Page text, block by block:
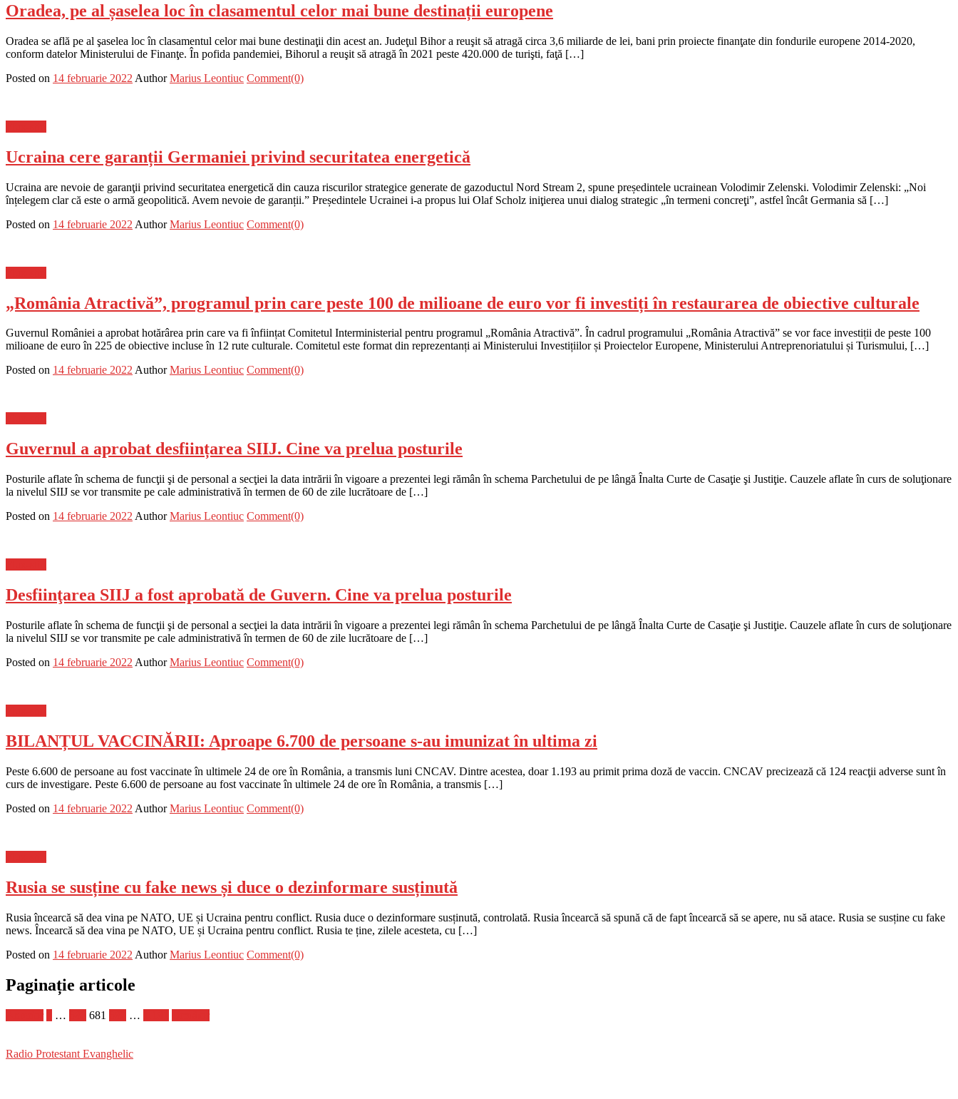
Oradea, pe al șaselea loc în clasamentul celor mai bune destinații europene
Oradea se află pe al şaselea loc în clasamentul celor mai bune destinaţii din acest an. Judeţul Bihor a reuşit să atragă circa 3,6 miliarde de lei, bani prin proiecte finanţate din fondurile europene 2014-2020,
conform datelor Ministerului de Finanţe. În pofida pandemiei, Bihorul a reuşit să atragă în 2021 peste 420.000 de turişti, faţă […]
Posted on 14 februarie 2022 Author Marius Leontiuc Comment(0)
Ucraina cere garanții Germaniei privind securitatea energetică
Ucraina are nevoie de garanţii privind securitatea energetică din cauza riscurilor strategice generate de gazoductul Nord Stream 2, spune președintele ucrainean Volodimir Zelenski. Volodimir Zelenski: „Noi
înțelegem clar că este o armă geopolitică. Avem nevoie de garanții.” Președintele Ucrainei i-a propus lui Olaf Scholz iniţierea unui dialog strategic „în termeni concreţi”, astfel încât Germania să […]
Posted on 14 februarie 2022 Author Marius Leontiuc Comment(0)
„România Atractivă”, programul prin care peste 100 de milioane de euro vor fi investiți în restaurarea de obiective culturale
Guvernul României a aprobat hotărârea prin care va fi înființat Comitetul Interministerial pentru programul „România Atractivă”. În cadrul programului „România Atractivă” se vor face investiții de peste 100
milioane de euro în 225 de obiective incluse în 12 rute culturale. Comitetul este format din reprezentanți ai Ministerului Investițiilor și Proiectelor Europene, Ministerului Antreprenoriatului și Turismului, […]
Posted on 14 februarie 2022Author Marius Leontiuc Comment(0)
Guvernul a aprobat desființarea SIIJ. Cine va prelua posturile
Posturile aflate în schema de funcţii şi de personal a secţiei la data intrării în vigoare a prezentei legi rămân în schema Parchetului de pe lângă Înalta Curte de Casaţie şi Justiţie. Cauzele aflate în curs de soluţionare
la nivelul SIIJ se vor transmite pe cale administrativă în termen de 60 de zile lucrătoare de […]
Posted on 14 februarie 2022 Author Marius Leontiuc Comment(0)
Desfiinţarea SIIJ a fost aprobată de Guvern. Cine va prelua posturile
Posturile aflate în schema de funcţii şi de personal a secţiei la data intrării în vigoare a prezentei legi rămân în schema Parchetului de pe lângă Înalta Curte de Casaţie şi Justiţie. Cauzele aflate în curs de soluţionare
la nivelul SIIJ se vor transmite pe cale administrativă în termen de 60 de zile lucrătoare de […]
Posted on 14 februarie 2022 Author Marius Leontiuc Comment(0)
BILANȚUL VACCINĂRII: Aproape 6.700 de persoane s-au imunizat în ultima zi
Peste 6.600 de persoane au fost vaccinate în ultimele 24 de ore în România, a transmis luni CNCAV. Dintre acestea, doar 1.193 au primit prima doză de vaccin. CNCAV precizează că 124 reacţii adverse sunt în
curs de investigare. Peste 6.600 de persoane au fost vaccinate în ultimele 24 de ore în România, a transmis […]
Posted on 14 februarie 2022 Author Marius Leontiuc Comment(0)
Rusia se susține cu fake news și duce o dezinformare susținută
Rusia încearcă să dea vina pe NATO, UE și Ucraina pentru conflict. Rusia duce o dezinformare susținută, controlată. Rusia încearcă să spună că de fapt încearcă să se apere, nu să atace. Rusia se susține cu fake
news. Încearcă să dea vina pe NATO, UE și Ucraina pentru conflict. Rusia te ține, zilele acesteta, cu […]
Posted on 14 februarie 2022 Author Marius Leontiuc Comment(0)
Paginație articole
… 681 …
Radio Protestant Evanghelic